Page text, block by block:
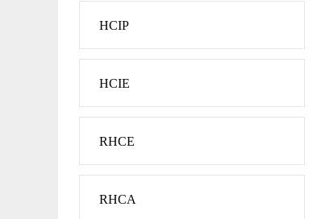
HCIP
HCIE
RHCE
RHCA